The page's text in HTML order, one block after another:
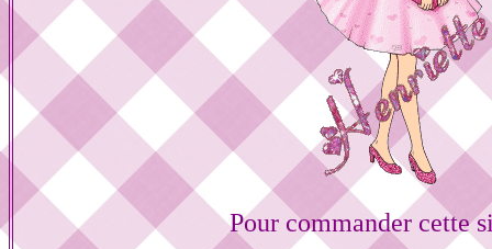
Pour commander cette